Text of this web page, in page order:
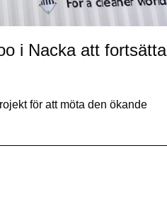
i Nacka att fortsätta
för att möta den ökande